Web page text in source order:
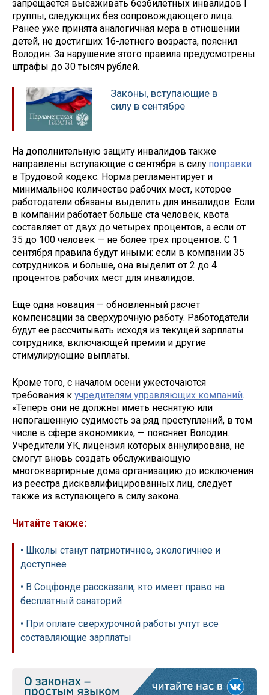
запрещается высаживать безбилетных инвалидов I
группы, следующих без сопровождающего лица.
Ранее уже принята аналогичная мера в отношении
детей, не достигших 16-летнего возраста, пояснил
Володин. За нарушение этого правила предусмотрены
штрафы до 30 тысяч рублей.
Законы, вступающие в
силу в сентябре
На дополнительную защиту инвалидов также
направлены вступающие с сентября в силу поправки
в Трудовой кодекс. Норма регламентирует и
минимальное количество рабочих мест, которое
работодатели обязаны выделить для инвалидов. Если
в компании работает больше ста человек, квота
составляет от двух до четырех процентов, а если от
35 до 100 человек — не более трех процентов. С 1
сентября правила будут иными: если в компании 35
сотрудников и больше, она выделит от 2 до 4
процентов рабочих мест для инвалидов.
Еще одна новация — обновленный расчет
компенсации за сверхурочную работу. Работодатели
будут ее рассчитывать исходя из текущей зарплаты
сотрудника, включающей премии и другие
стимулирующие выплаты.
Кроме того, с началом осени ужесточаются
требования к учредителям управляющих компаний.
«Теперь они не должны иметь неснятую или
непогашенную судимость за ряд преступлений, в том
числе в сфере экономики», — поясняет Володин.
Учредители УК, лицензия которых аннулирована, не
смогут вновь создать обслуживающую
многоквартирные дома организацию до исключения
из реестра дисквалифицированных лиц, следует
также из вступающего в силу закона.
Читайте также:
• Школы станут патриотичнее, экологичнее и
доступнее
• В Соцфонде рассказали, кто имеет право на
бесплатный санаторий
• При оплате сверхурочной работы учтут все
составляющие зарплаты